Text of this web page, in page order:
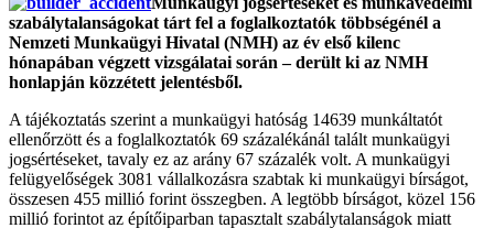
szabálytalanságokat tárt fel a foglalkoztatók többségénél a
Nemzeti Munkaügyi Hivatal (NMH) az év első kilenc
hónapában végzett vizsgálatai során – derült ki az NMH
honlapján közzétett jelentésből.
A tájékoztatás szerint a munkaügyi hatóság 14639 munkáltatót
ellenőrzött és a foglalkoztatók 69 százalékánál talált munkaügyi
jogsértéseket, tavaly ez az arány 67 százalék volt. A munkaügyi
felügyelőségek 3081 vállalkozásra szabtak ki munkaügyi bírságot,
összesen 455 millió forint összegben. A legtöbb bírságot, közel 156
millió forintot az építőiparban tapasztalt szabálytalanságok miatt